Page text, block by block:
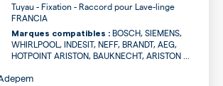
Tuyau - Fixation - Raccord pour Lave-linge
FRANCIA
Marques compatibles : BOSCH, SIEMENS,
WHIRLPOOL, INDESIT, NEFF, BRANDT, AEG,
HOTPOINT ARISTON, BAUKNECHT, ARISTON ...